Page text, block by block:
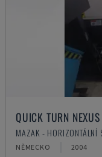
QUICK TURN
MAZAK - HORIZONTÁLNÍ
NĚMECKO 2004